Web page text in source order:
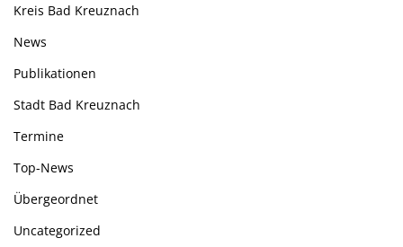
Kreis Bad Kreuznach
News
Publikationen
Stadt Bad Kreuznach
Termine
Top-News
Übergeordnet
Uncategorized